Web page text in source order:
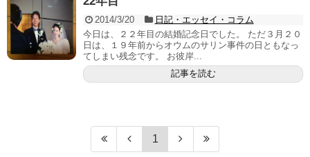
2014/3/20
日記・エッセイ・コラム
今日は、２２年目の結婚記念日でした。 ただ３月２０
日は、１９年前からオウムのサリン事件の日ともなっ
てしまい残念です。 お彼岸...
記事を読む
1